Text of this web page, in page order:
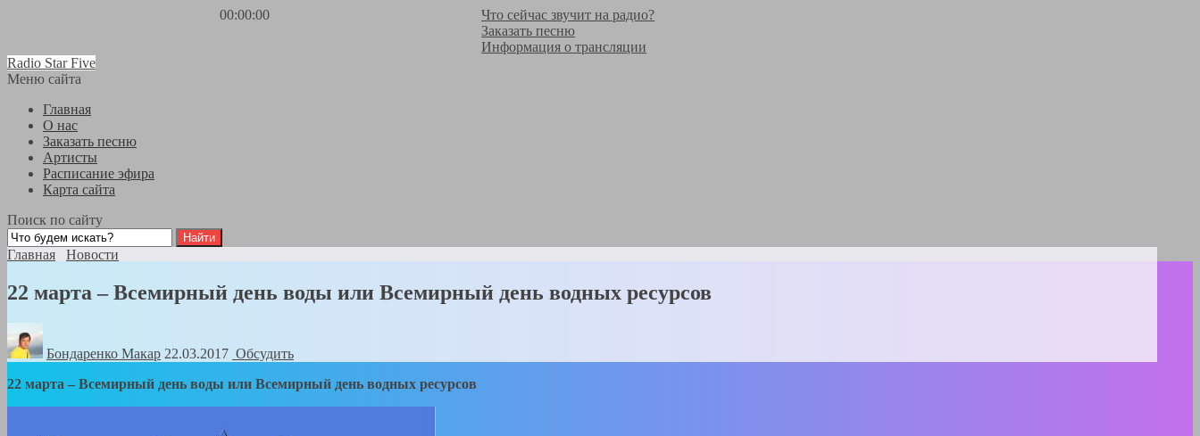
00:00:00
Что сейчас звучит на радио?
Заказать песню
Информация о трансляции
Radio Star Five
Меню сайта
Главная
О нас
Заказать песню
Артисты
Расписание эфира
Карта сайта
Поиск по сайту
Главная Новости
22 марта – Всемирный день воды или Всемирный день водных ресурсов
Бондаренко Mакар 22.03.2017 Обсудить
22 марта – Всемирный день воды или Всемирный день водных ресурсов